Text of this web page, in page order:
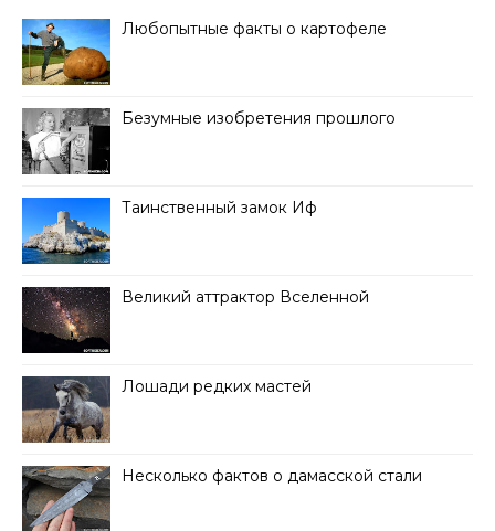
Любопытные факты о картофеле
Безумные изобретения прошлого
Таинственный замок Иф
Великий аттрактор Вселенной
Лошади редких мастей
Несколько фактов о дамасской стали